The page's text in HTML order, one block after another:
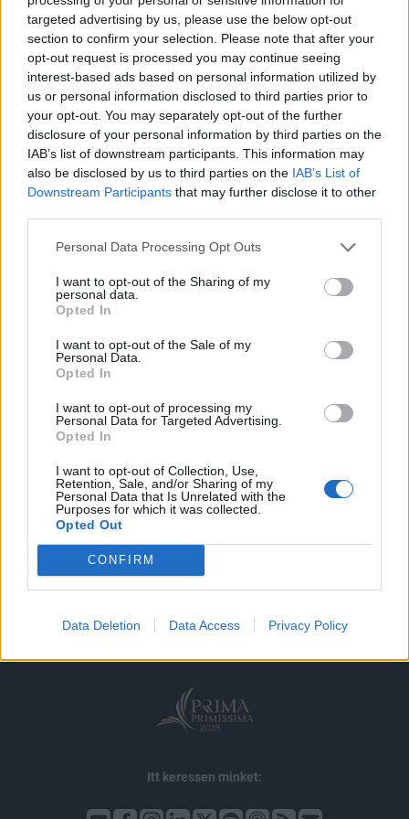
targeted advertising by us, please use the below opt-out
section to confirm your selection. Please note that after your
opt-out request is processed you may continue seeing
interest-based ads based on personal information utilized by
us or personal information disclosed to third parties prior to
your opt-out. You may separately opt-out of the further
disclosure of your personal information by third parties on the
IAB’s list of downstream participants. This information may
also be disclosed by us to third parties on the IAB’s List of
Downstream Participants that may further disclose it to other
Personal Data Processing Opt Outs
I want to opt-out of the Sharing of my
personal data.
Opted In
I want to opt-out of the Sale of my
Personal Data.
Opted In
I want to opt-out of processing my
Personal Data for Targeted Advertising.
Opted In
I want to opt-out of Collection, Use,
Retention, Sale, and/or Sharing of my
Personal Data that Is Unrelated with the
Purposes for which it was collected.
Opted Out
CONFIRM
Data Deletion Data Access Privacy Policy
InfoRádió A műsor témája: Választási kampány - az
ígéretek gazdasági, pénzügyi háttere, az ország megítélése
külföldi elemzők szemében.
KEDVES OLVASÓNK!
A keresett cikk a portfolio.hu hírarchívumához
tartozik, melynek olvasása előfizetéses
regisztrációhoz kötött.
Portfolio.hu teljes cikkarchívum
Kötéslisták: BÉT elmúlt 2 év napon belüli
kötéslistái
Előfizetés
MÁR ELŐFIZETŐNK VAGY?BEJELENTKEZÉS
szerzői jogok médiaajánlat
Itt keressen minket: